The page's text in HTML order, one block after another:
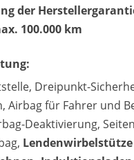
der
100.000 km
Dreipunkt-
Airbag für Fahrer und
Deaktivierung,